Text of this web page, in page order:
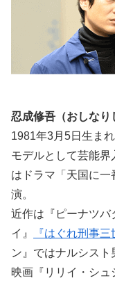
忍成修吾（おしなり
1981年3月5日生まれ
モデルとして芸能
はドラマ「天国に一
演。
近作は『ピーナツバ
イ』
『はぐれ刑事三
ン』ではナルシスト
映画『リリイ・シュ